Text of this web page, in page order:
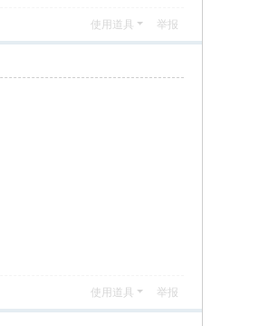
使用道具 举报
使用道具 举报